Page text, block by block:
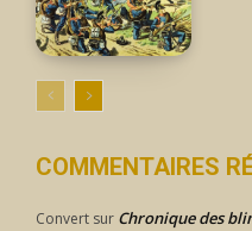
COMMENTAIRES
Convert sur Chronique des